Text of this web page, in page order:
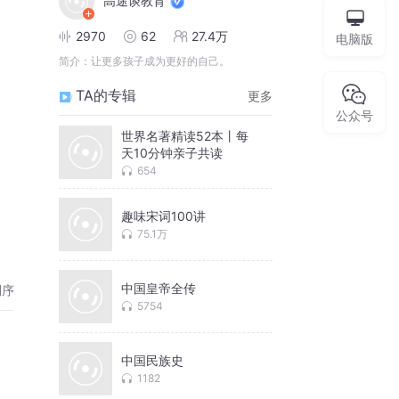
2970 62 27.4万
简介： 让更多孩子成为更好的自己。
TA的专辑 更多
世界名著精读52本丨每
天10分钟亲子共读
654
趣味宋词100讲
75.1万
中国皇帝全传
5754
中国民族史
1182
电脑版
公众号